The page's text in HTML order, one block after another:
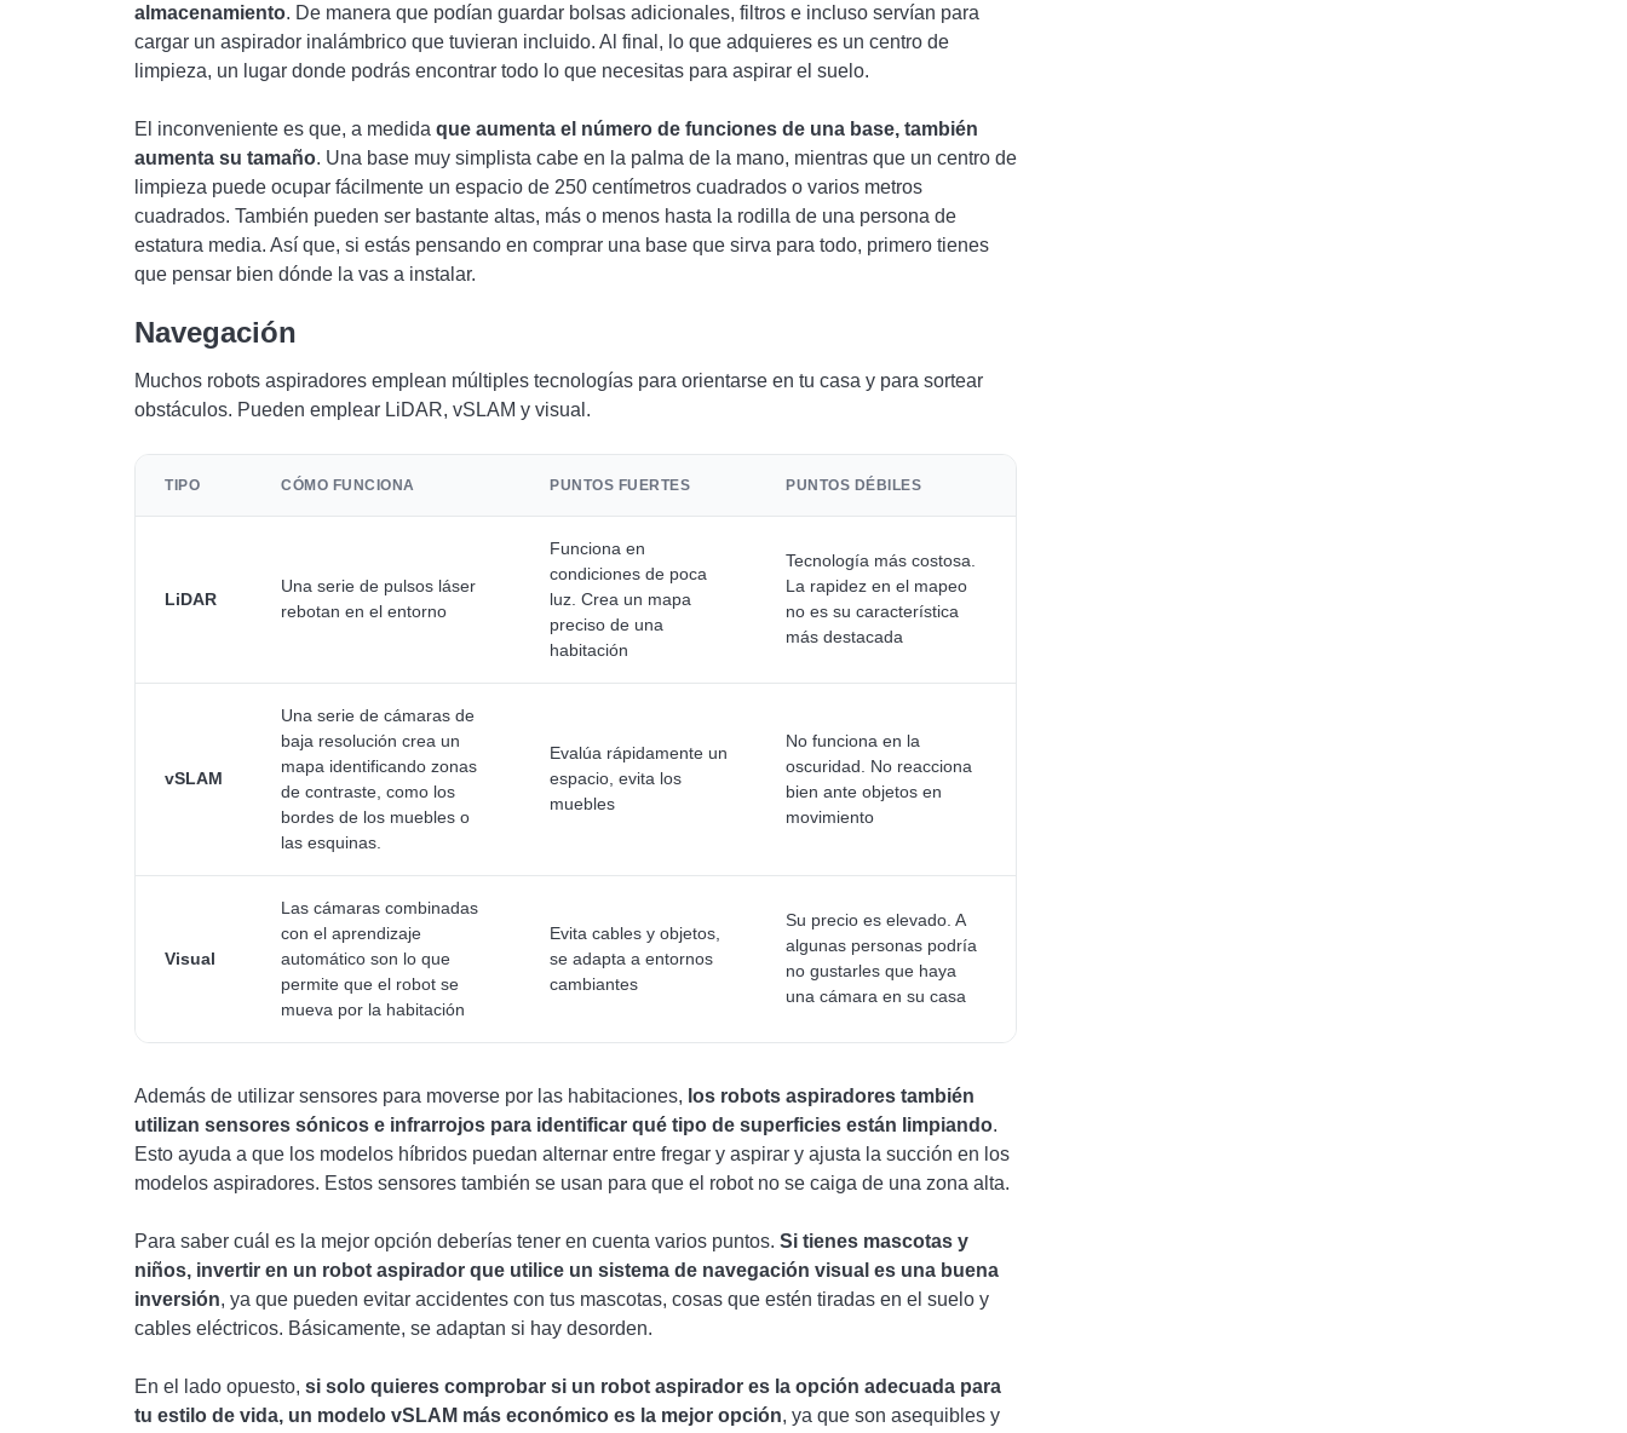
almacenamiento. De manera que podían guardar bolsas adicionales, filtros e incluso servían para
cargar un aspirador inalámbrico que tuvieran incluido. Al final, lo que adquieres es un centro de
limpieza, un lugar donde podrás encontrar todo lo que necesitas para aspirar el suelo.
El inconveniente es que, a medida que aumenta el número de funciones de una base, también
aumenta su tamaño. Una base muy simplista cabe en la palma de la mano, mientras que un centro de
limpieza puede ocupar fácilmente un espacio de 250 centímetros cuadrados o varios metros
cuadrados. También pueden ser bastante altas, más o menos hasta la rodilla de una persona de
estatura media. Así que, si estás pensando en comprar una base que sirva para todo, primero tienes
que pensar bien dónde la vas a instalar.
Navegación
Muchos robots aspiradores emplean múltiples tecnologías para orientarse en tu casa y para sortear
obstáculos. Pueden emplear LiDAR, vSLAM y visual.
TIPO CÓMO FUNCIONA PUNTOS FUERTES PUNTOS DÉBILES
LiDAR
Una serie de pulsos láser
rebotan en el entorno
Funciona en
condiciones de poca
luz. Crea un mapa
preciso de una
habitación
Tecnología más costosa.
La rapidez en el mapeo
no es su característica
más destacada
vSLAM
Una serie de cámaras de
baja resolución crea un
mapa identificando zonas
de contraste, como los
bordes de los muebles o
las esquinas.
Evalúa rápidamente un
espacio, evita los
muebles
No funciona en la
oscuridad. No reacciona
bien ante objetos en
movimiento
Visual
Las cámaras combinadas
con el aprendizaje
automático son lo que
permite que el robot se
mueva por la habitación
Evita cables y objetos,
se adapta a entornos
cambiantes
Su precio es elevado. A
algunas personas podría
no gustarles que haya
una cámara en su casa
Además de utilizar sensores para moverse por las habitaciones, los robots aspiradores también
utilizan sensores sónicos e infrarrojos para identificar qué tipo de superficies están limpiando.
Esto ayuda a que los modelos híbridos puedan alternar entre fregar y aspirar y ajusta la succión en los
modelos aspiradores. Estos sensores también se usan para que el robot no se caiga de una zona alta.
Para saber cuál es la mejor opción deberías tener en cuenta varios puntos. Si tienes mascotas y
niños, invertir en un robot aspirador que utilice un sistema de navegación visual es una buena
inversión, ya que pueden evitar accidentes con tus mascotas, cosas que estén tiradas en el suelo y
cables eléctricos. Básicamente, se adaptan si hay desorden.
En el lado opuesto, si solo quieres comprobar si un robot aspirador es la opción adecuada para
tu estilo de vida, un modelo vSLAM más económico es la mejor opción, ya que son asequibles y